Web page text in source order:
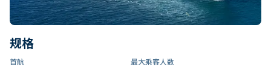
规格
首航 最大乘客人数